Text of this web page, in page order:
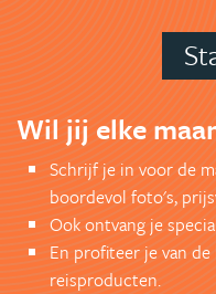
Wil jij elke
Schrijf je in voor de
boordevol foto's,
Ook ontvang je
En profiteer je van
reisproducten.